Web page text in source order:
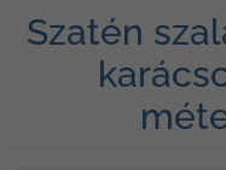
Szatén